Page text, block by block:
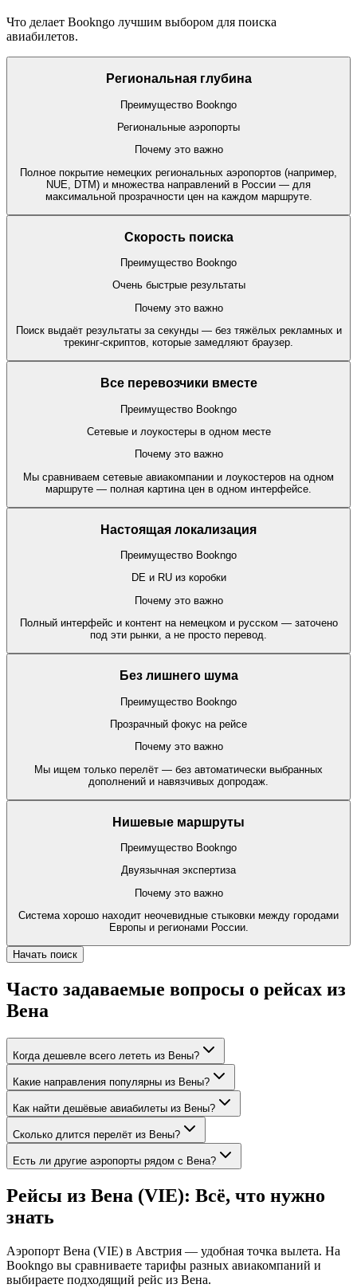
Что делает Bookngo лучшим выбором для поиска
авиабилетов.
Региональная глубина
Преимущество Bookngo
Региональные аэропорты
Почему это важно
Полное покрытие немецких региональных аэропортов (например,
NUE, DTM) и множества направлений в России — для
максимальной прозрачности цен на каждом маршруте.
Скорость поиска
Преимущество Bookngo
Очень быстрые результаты
Почему это важно
Поиск выдаёт результаты за секунды — без тяжёлых рекламных и
трекинг-скриптов, которые замедляют браузер.
Все перевозчики вместе
Преимущество Bookngo
Сетевые и лоукостеры в одном месте
Почему это важно
Мы сравниваем сетевые авиакомпании и лоукостеров на одном
маршруте — полная картина цен в одном интерфейсе.
Настоящая локализация
Преимущество Bookngo
DE и RU из коробки
Почему это важно
Полный интерфейс и контент на немецком и русском — заточено
под эти рынки, а не просто перевод.
Без лишнего шума
Преимущество Bookngo
Прозрачный фокус на рейсе
Почему это важно
Мы ищем только перелёт — без автоматически выбранных
дополнений и навязчивых допродаж.
Нишевые маршруты
Преимущество Bookngo
Двуязычная экспертиза
Почему это важно
Система хорошо находит неочевидные стыковки между городами
Европы и регионами России.
Начать поиск
Часто задаваемые вопросы о рейсах из
Вена
Когда дешевле всего лететь из Вены?
Какие направления популярны из Вены?
Как найти дешёвые авиабилеты из Вены?
Сколько длится перелёт из Вены?
Есть ли другие аэропорты рядом с Вена?
Рейсы из Вена (VIE): Всё, что нужно
знать
Аэропорт Вена (VIE) в Австрия — удобная точка вылета. На
Bookngo вы сравниваете тарифы разных авиакомпаний и
выбираете подходящий рейс из Вена.